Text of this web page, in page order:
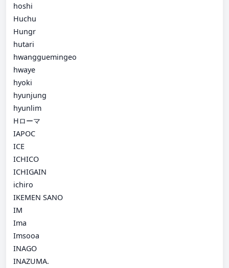
hoshi
Huchu
Hungr
hutari
hwangguemingeo
hwaye
hyoki
hyunjung
hyunlim
Hローマ
IAPOC
ICE
ICHICO
ICHIGAIN
ichiro
IKEMEN SANO
IM
Ima
Imsooa
INAGO
INAZUMA.